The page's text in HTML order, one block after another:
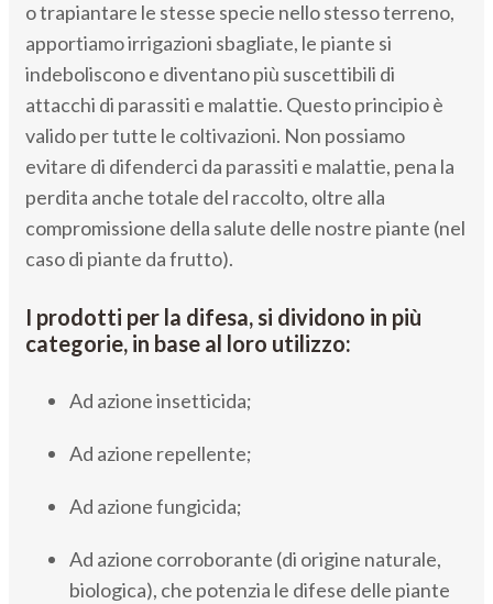
o trapiantare le stesse specie nello stesso terreno,
apportiamo irrigazioni sbagliate, le piante si
indeboliscono e diventano più suscettibili di
attacchi di parassiti e malattie. Questo principio è
valido per tutte le coltivazioni. Non possiamo
evitare di difenderci da parassiti e malattie, pena la
perdita anche totale del raccolto, oltre alla
compromissione della salute delle nostre piante (nel
caso di piante da frutto).
I prodotti per la difesa, si dividono in più
categorie, in base al loro utilizzo:
Ad azione insetticida;
Ad azione repellente;
Ad azione fungicida;
Ad azione corroborante (di origine naturale,
biologica), che potenzia le difese delle piante